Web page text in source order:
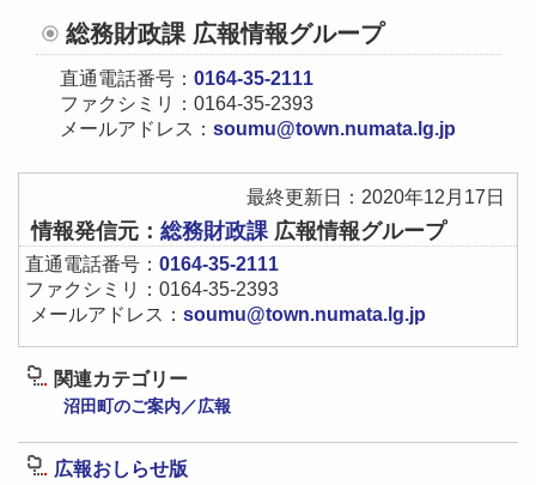
総務財政課 広報情報グループ
直通電話番号： 0164-35-2111
ファクシミリ：0164-35-2393
メールアドレス： soumu@town.numata.lg.jp
最終更新日：2020年12月17日
情報発信元： 総務財政課 広報情報グループ
直通電話番号： 0164-35-2111
ファクシミリ：0164-35-2393
メールアドレス： soumu@town.numata.lg.jp
関連カテゴリー
沼田町のご案内／広報
広報おしらせ版